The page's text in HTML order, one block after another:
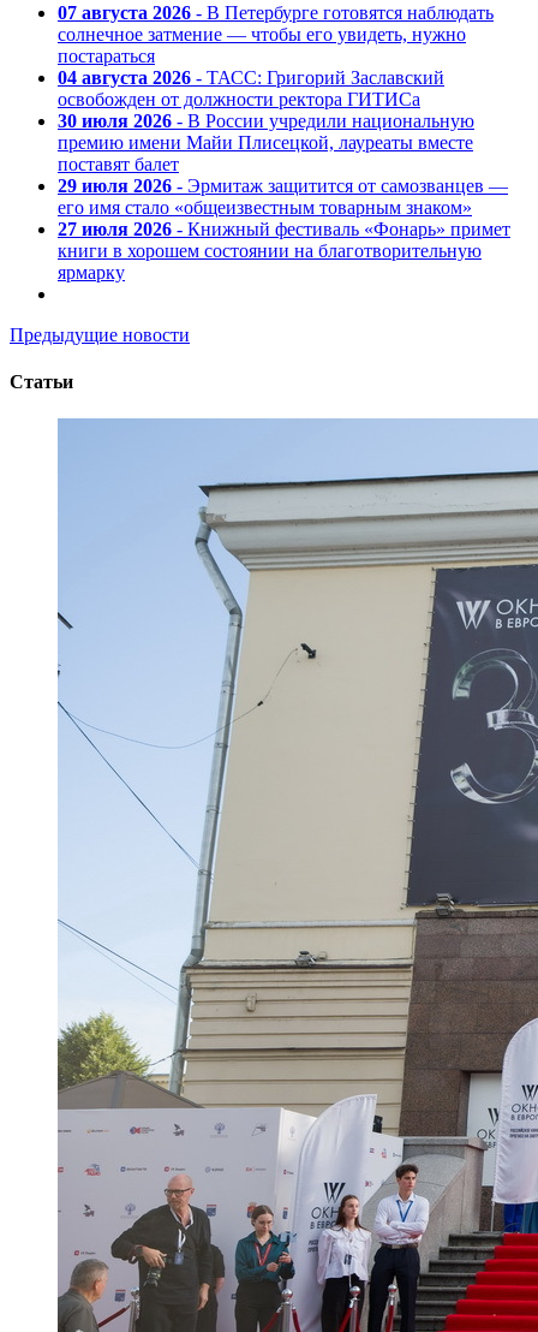
07 августа 2026 - В Петербурге готовятся наблюдать
солнечное затмение — чтобы его увидеть, нужно
постараться
04 августа 2026 - ТАСС: Григорий Заславский
освобожден от должности ректора ГИТИСа
30 июля 2026 - В России учредили национальную
премию имени Майи Плисецкой, лауреаты вместе
поставят балет
29 июля 2026 - Эрмитаж защитится от самозванцев —
его имя стало «общеизвестным товарным знаком»
27 июля 2026 - Книжный фестиваль «Фонарь» примет
книги в хорошем состоянии на благотворительную
ярмарку
Предыдущие новости
Статьи